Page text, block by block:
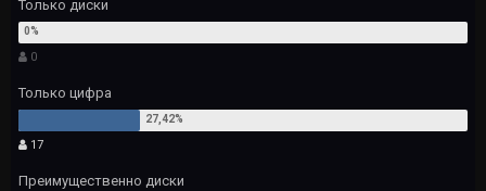
Только диски
0
Только цифра
17
Преимущественно диски